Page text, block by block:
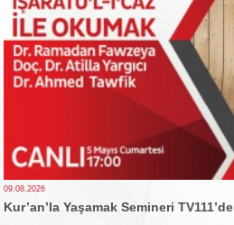
09.08.2026
Kur’an’la Yaşamak Semineri TV111’de